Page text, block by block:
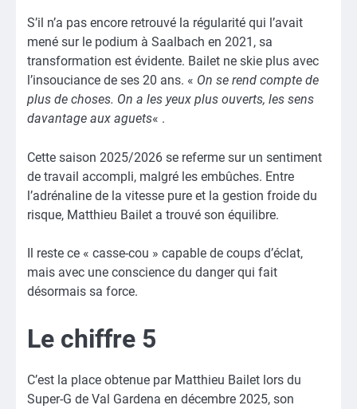
S’il n’a pas encore retrouvé la régularité qui l’avait
mené sur le podium à Saalbach en 2021, sa
transformation est évidente. Bailet ne skie plus avec
l’insouciance de ses 20 ans. « On se rend compte de
plus de choses. On a les yeux plus ouverts, les sens
davantage aux aguets« .
Cette saison 2025/2026 se referme sur un sentiment
de travail accompli, malgré les embûches. Entre
l’adrénaline de la vitesse pure et la gestion froide du
risque, Matthieu Bailet a trouvé son équilibre.
Il reste ce « casse-cou » capable de coups d’éclat,
mais avec une conscience du danger qui fait
désormais sa force.
Le chiffre 5
C’est la place obtenue par Matthieu Bailet lors du
Super-G de Val Gardena en décembre 2025, son